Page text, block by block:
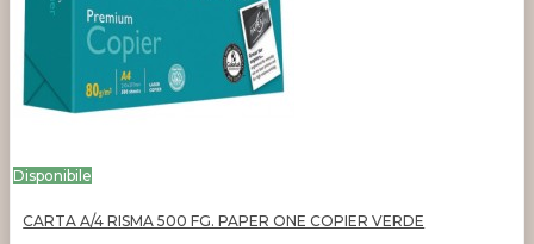
Disponibile
CARTA A/4 RISMA 500 FG. PAPER ONE COPIER VERDE